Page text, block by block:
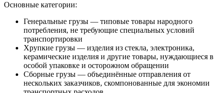
Основные категории:
Генеральные грузы — типовые товары народного
потребления, не требующие специальных условий
транспортировки
Хрупкие грузы — изделия из стекла, электроника,
керамические изделия и другие товары, нуждающиеся в
особой упаковке и осторожном обращении
Сборные грузы — объединённые отправления от
нескольких заказчиков, скомпонованные для экономии